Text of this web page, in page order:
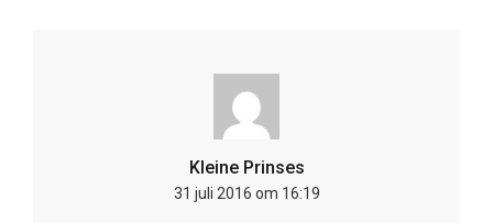
Kleine Prinses
31 juli 2016 om 16:19